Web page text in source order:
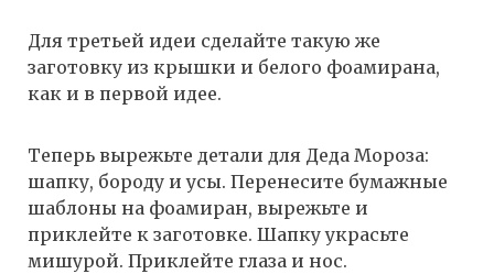
Для третьей идеи сделайте такую же
заготовку из крышки и белого фоамирана,
как и в первой идее.
Теперь вырежьте детали для Деда Мороза:
шапку, бороду и усы. Перенесите бумажные
шаблоны на фоамиран, вырежьте и
приклейте к заготовке. Шапку украсьте
мишурой. Приклейте глаза и нос.